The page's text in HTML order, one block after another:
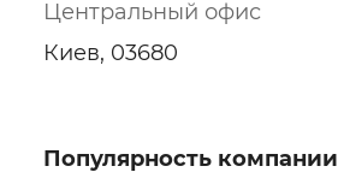
Центральный офис
Киев, 03680
Популярность компании